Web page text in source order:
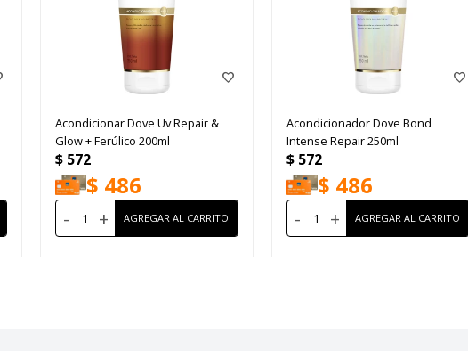
Acondicionar Dove Uv Repair &
Glow + Ferúlico 200ml
$ 572
$ 486
- +
Acondicionador Dove Bond
Intense Repair 250ml
$ 572
$ 486
- +